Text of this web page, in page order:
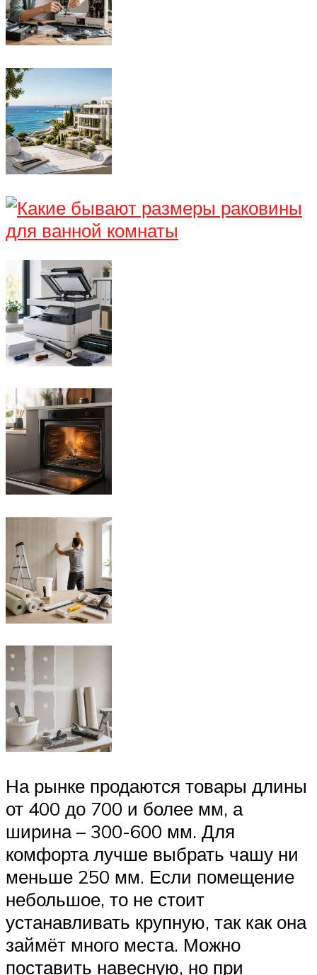
На рынке продаются товары длины
от 400 до 700 и более мм, а
ширина – 300-600 мм. Для
комфорта лучше выбрать чашу ни
меньше 250 мм. Если помещение
небольшое, то не стоит
устанавливать крупную, так как она
займёт много места. Можно
поставить навесную, но при